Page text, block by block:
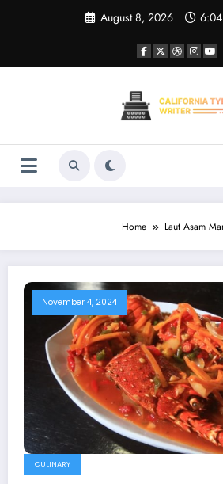
August 8, 2026
Home Laut Asam
November 4, 2024
CULINARY